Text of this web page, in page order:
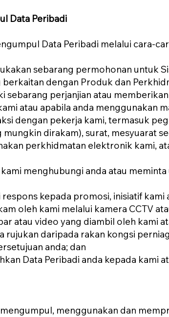
Data Peribadi
Data Peribadi melalui cara-
sebarang permohonan untuk
dengan Produk dan
sebarang perjanjian atau
atau apabila anda menggunakan
dengan pekerja kami, termasuk
dirakam), surat, mesyuarat
perkhidmatan elektronik kami,
kami menghubungi anda atau
respons kepada promosi, inisiatif
oleh kami melalui kamera CCTV
atau video yang diambil oleh kami
rujukan daripada rakan kongsi
anda; dan
Data Peribadi anda kepada kami
menggunakan dan